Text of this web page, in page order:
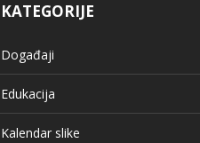
KATEGORIJE
Događaji
Edukacija
Kalendar slike